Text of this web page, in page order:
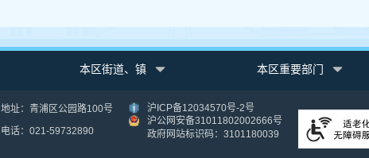
本区街道、镇 本区重要部门
地址：青浦区公园路100号
电话：021-59732890
沪ICP备12034570号-2号
沪公网安备31011802002666号
政府网站标识码：3101180039